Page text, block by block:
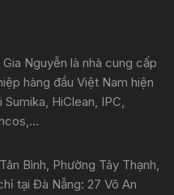
Nguyễn là nhà cung cấp
hàng đầu Việt Nam hiện
HiClean, IPC,
Bình, Phường Tây Thạnh,
tại Đà Nẵng: 27 Võ An